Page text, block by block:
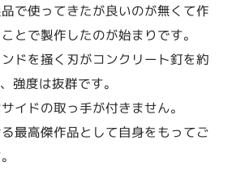
で使ってきたが良いのが無くて作
とで製作したのが始まりです。
ドを掻く刃がコンクリート釘を約
強度は抜群です。
イドの取っ手が付きません。
最高傑作品として自身をもってご